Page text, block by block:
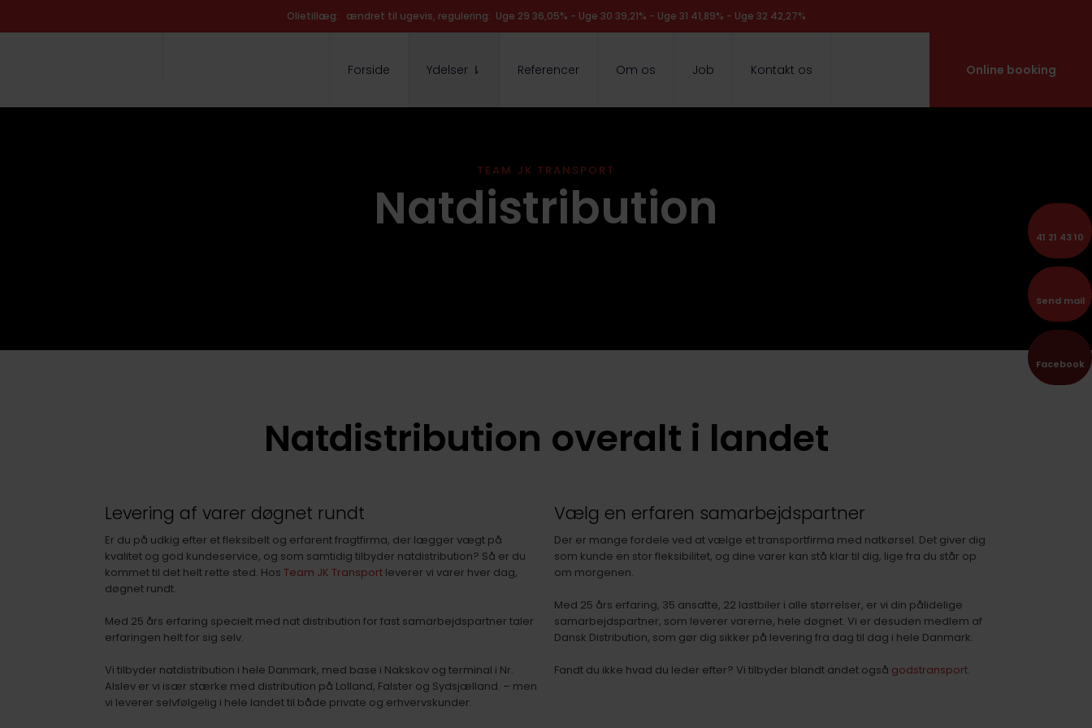
41 21 43 10
Send mail
Facebook
​Olietillæg: ændret til ugevis, regulering: Uge 29 36,05% - Uge 30 39,21% - Uge 31 41,89% - Uge 32 42,27%
Forside Ydelser ⇂ Referencer Om os Job Kontakt os Online booking
TEAM JK TRANSPORT​
Natdistribution​
Natdistribution overalt i landet
Levering af varer døgnet rundt
Er du på udkig efter et fleksibelt og erfarent fragtfirma, der lægger vægt på
kvalitet og god kundeservice, og som samtidig tilbyder natdistribution? Så er du
kommet til det helt rette sted. HosTeam JK Transport leverer vi varer hver dag,
døgnet rundt.
Med 25 års erfaring specielt med nat distribution for fast samarbejdspartner taler
erfaringen helt for sig selv.
Vi tilbyder natdistribution i hele Danmark, med base i Nakskov og terminal i Nr.
Alslev er vi især stærke med distribution på Lolland, Falster og Sydsjælland. – men
vi leverer selvfølgelig i hele landet til både private og erhvervskunder.​
Vælg en erfaren samarbejdspartner
Der er mange fordele ved at vælge et transportfirma med natkørsel. Det giver dig
som kunde en stor fleksibilitet, og dine varer kan stå klar til dig, lige fra du står op
om morgenen.
Med 25 års erfaring, 35 ansatte, 22 lastbiler i alle størrelser, er vi din pålidelige
samarbejdspartner, som leverer varerne, hele døgnet. Vi er desuden medlem af
Dansk Distribution, som gør dig sikker på levering fra dag til dag i hele Danmark.
Fandt du ikke hvad du leder efter? Vi tilbyder blandt andet også godstransport.